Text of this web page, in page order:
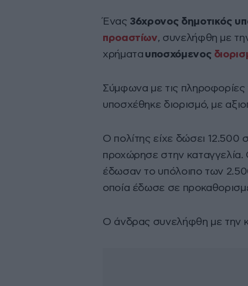
Ένας 36χρονος δημοτικός
προαστίων, συνελήφθη με
χρήματα υποσχόμενος
Σύμφωνα με τις πληροφορίες
υποσχέθηκε διορισμό, με
Ο πολίτης είχε δώσει
προχώρησε στην καταγγελία.
έδωσαν το υπόλοιπο των
οποία έδωσε σε
Ο άνδρας συνελήφθη με την